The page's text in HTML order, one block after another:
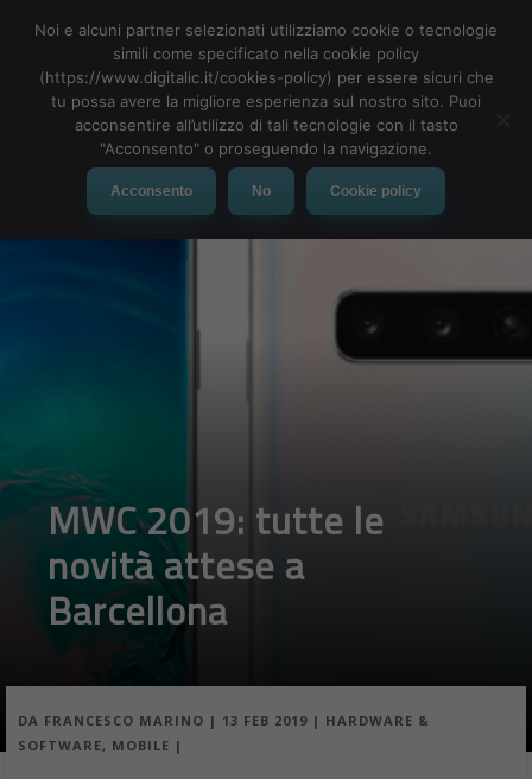
MENU
MWC 2019: tutte le
novità attese a
Barcellona
DA FRANCESCO MARINO | 13 FEB 2019 | HARDWARE &
SOFTWARE, MOBILE |
Noi e alcuni partner selezionati utilizziamo cookie o tecnologie
simili come specificato nella cookie policy
(https://www.digitalic.it/cookies-policy) per essere sicuri che
tu possa avere la migliore esperienza sul nostro sito. Puoi
acconsentire all’utilizzo di tali tecnologie con il tasto
"Acconsento" o proseguendo la navigazione.
Acconsento No Cookie policy